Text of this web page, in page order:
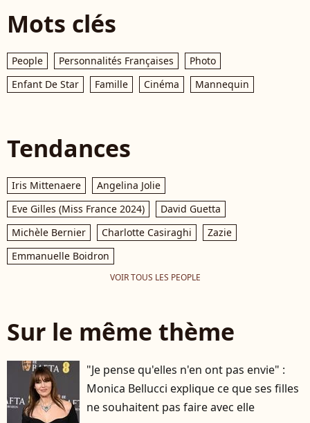
Mots clés
People Personnalités Françaises
Photo
Enfant De Star
Famille Cinéma Mannequin
Tendances
Iris Mittenaere
Angelina Jolie
Eve Gilles (Miss France 2024)
David Guetta
Michèle Bernier
Charlotte Casiraghi
Zazie
Emmanuelle Boidron
VOIR TOUS LES PEOPLE
Sur le même thème
"Je pense qu'elles n'en ont pas envie" :
Monica Bellucci explique ce que ses filles
ne souhaitent pas faire avec elle